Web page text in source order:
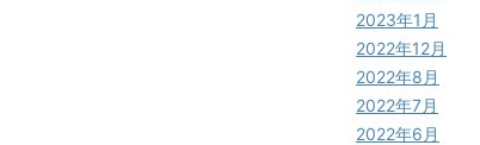
2023年1月
2022年12月
2022年8月
2022年7月
2022年6月